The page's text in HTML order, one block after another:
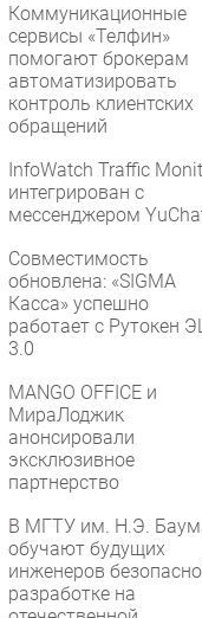
Коммуникационные
сервисы «Телфин»
помогают брокерам
автоматизировать
контроль клиентских
обращений
InfoWatch Traffic
интегрирован с
мессенджером
Совместимость
обновлена: «SIGMA
Касса» успешно
работает с Рутокен
3.0
MANGO OFFICE и
МираЛоджик
анонсировали
эксклюзивное
партнерство
В МГТУ им. Н.Э.
обучают будущих
инженеров
разработке на